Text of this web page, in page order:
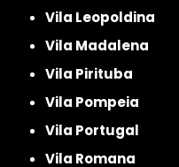
Vila Leopoldina
Vila Madalena
Vila Pirituba
Vila Pompeia
Vila Portugal
Vila Romana